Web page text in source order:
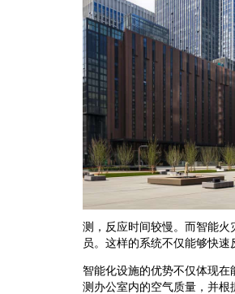
测，反应时间较慢。而智能
员。这样的系统不仅能够快速
智能化设施的优势不仅体现
测办公室内的空气质量，并根